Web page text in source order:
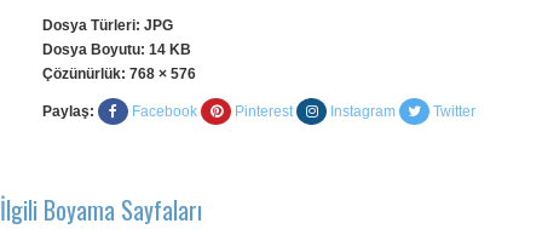
Dosya Türleri: JPG
Dosya Boyutu: 14 KB
Çözünürlük: 768 × 576
Paylaş: Facebook Pinterest Instagram Twitter
İlgili Boyama Sayfaları